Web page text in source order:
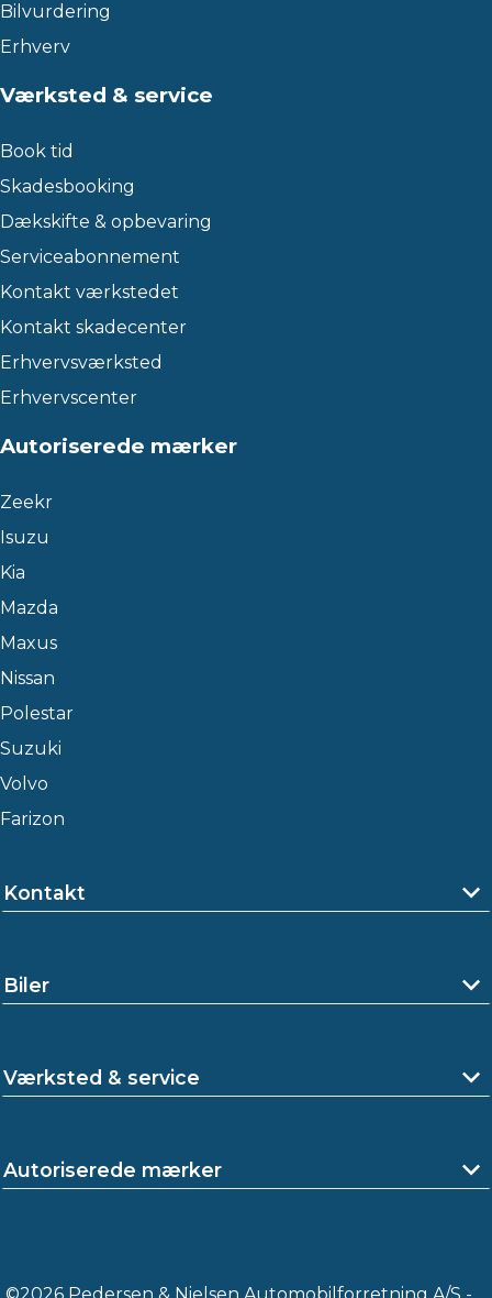
Bilvurdering
Erhverv
Værksted & service
Book tid
Skadesbooking
Dækskifte & opbevaring
Serviceabonnement
Kontakt værkstedet
Kontakt skadecenter
Erhvervsværksted
Erhvervscenter
Autoriserede mærker
Zeekr
Isuzu
Kia
Mazda
Maxus
Nissan
Polestar
Suzuki
Volvo
Farizon
Kontakt
Biler
Værksted & service
Autoriserede mærker